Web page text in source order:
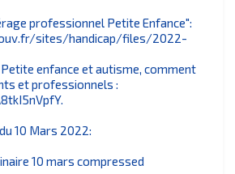
professionnel Petite Enfance":
sites/handicap/files/2022-
enfance et autisme, comment
et professionnels :
10 Mars 2022:
10 mars compressed